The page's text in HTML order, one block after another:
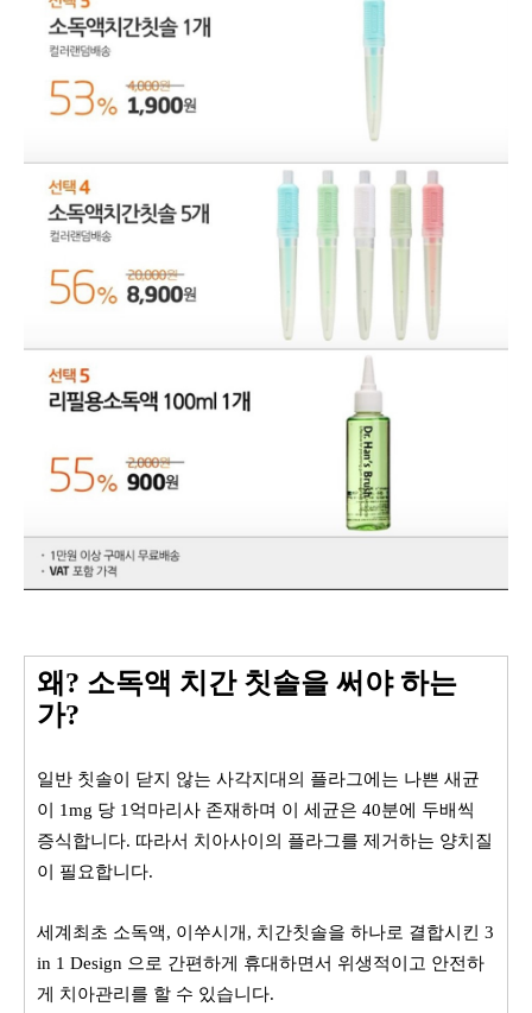
왜? 소독액 치간 칫솔을 써야 하는
가?
일반 칫솔이 닫지 않는 사각지대의 플라그에는 나쁜 새균
이 1mg 당 1억마리사 존재하며 이 세균은 40분에 두배씩
증식합니다. 따라서 치아사이의 플라그를 제거하는 양치질
이 필요합니다.
세계최초 소독액, 이쑤시개, 치간칫솔을 하나로 결합시킨 3
in 1 Design 으로 간편하게 휴대하면서 위생적이고 안전하
게 치아관리를 할 수 있습니다.